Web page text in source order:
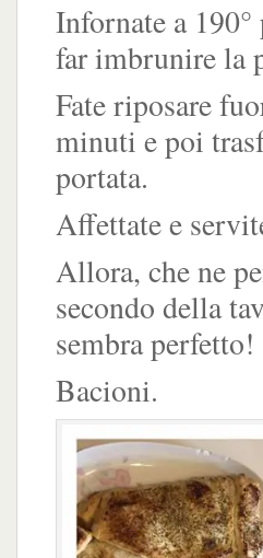
Infornate a
far imbrunire la
Fate riposare
minuti e poi
portata.
Affettate e
Allora, che ne
secondo della
sembra perfetto!
Bacioni.